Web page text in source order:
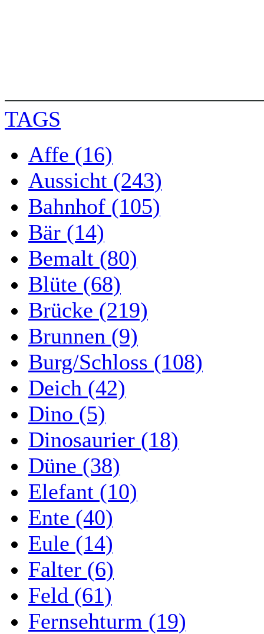
TAGS
Affe (16)
Aussicht (243)
Bahnhof (105)
Bär (14)
Bemalt (80)
Blüte (68)
Brücke (219)
Brunnen (9)
Burg/Schloss (108)
Deich (42)
Dino (5)
Dinosaurier (18)
Düne (38)
Elefant (10)
Ente (40)
Eule (14)
Falter (6)
Feld (61)
Fernsehturm (19)